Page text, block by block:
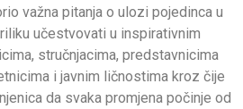
važna pitanja o ulozi pojedinca u
učestvovati u inspirativnim
stručnjacima, predstavnicima
i javnim ličnostima kroz čije
da svaka promjena počinje od